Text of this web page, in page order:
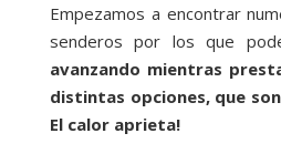
Empezamos a encontrar
senderos por los que
avanzando mientras
distintas opciones, que
El calor aprieta!